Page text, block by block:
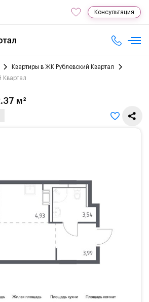
Консультация
Квартиры в ЖК Рублевский Квартал
Квартал
м²